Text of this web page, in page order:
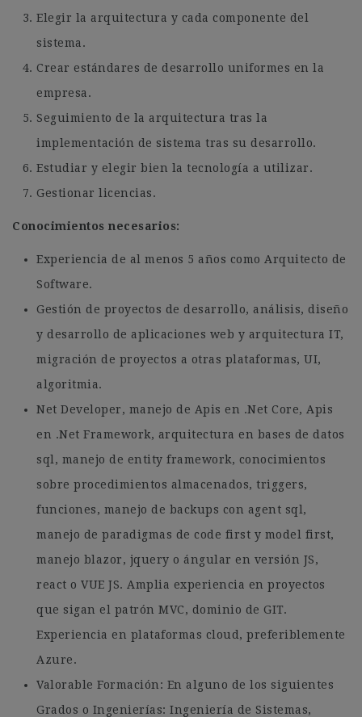
Elegir la arquitectura y cada componente del
sistema.
Crear estándares de desarrollo uniformes en la
empresa.
Seguimiento de la arquitectura tras la
implementación de sistema tras su desarrollo.
Estudiar y elegir bien la tecnología a utilizar.
Gestionar licencias.
Conocimientos necesarios:
Experiencia de al menos 5 años como Arquitecto de
Software.
Gestión de proyectos de desarrollo, análisis, diseño
y desarrollo de aplicaciones web y arquitectura IT,
migración de proyectos a otras plataformas, UI,
algoritmia.
Net Developer, manejo de Apis en .Net Core, Apis
en .Net Framework, arquitectura en bases de datos
sql, manejo de entity framework, conocimientos
sobre procedimientos almacenados, triggers,
funciones, manejo de backups con agent sql,
manejo de paradigmas de code first y model first,
manejo blazor, jquery o ángular en versión JS,
react o VUE JS. Amplia experiencia en proyectos
que sigan el patrón MVC, dominio de GIT.
Experiencia en plataformas cloud, preferiblemente
Azure.
Valorable Formación: En alguno de los siguientes
Grados o Ingenierías: Ingeniería de Sistemas,